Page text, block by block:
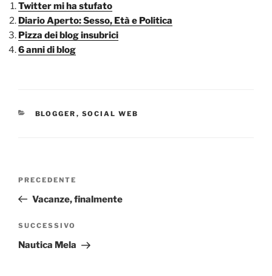
Twitter mi ha stufato
Diario Aperto: Sesso, Età e Politica
Pizza dei blog insubrici
6 anni di blog
CATEGORIE
BLOGGER , SOCIAL WEB
Articolo
precedente:
PRECEDENTE
Vacanze, finalmente
Articolo
successivo
SUCCESSIVO
Nautica Mela